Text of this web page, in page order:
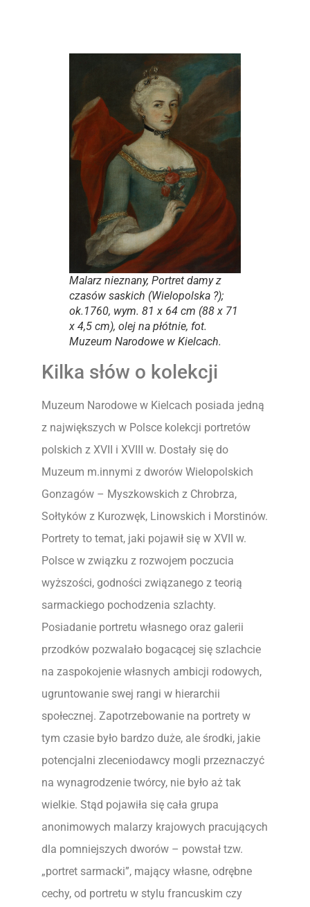
Malarz nieznany, Portret damy z
czasów saskich (Wielopolska ?);
ok.1760, wym. 81 x 64 cm (88 x 71
x 4,5 cm), olej na płótnie, fot.
Muzeum Narodowe w Kielcach.
Kilka słów o kolekcji
Muzeum Narodowe w Kielcach posiada jedną
z największych w Polsce kolekcji portretów
polskich z XVII i XVIII w. Dostały się do
Muzeum m.innymi z dworów Wielopolskich
Gonzagów – Myszkowskich z Chrobrza,
Sołtyków z Kurozwęk, Linowskich i Morstinów.
Portrety to temat, jaki pojawił się w XVII w.
Polsce w związku z rozwojem poczucia
wyższości, godności związanego z teorią
sarmackiego pochodzenia szlachty.
Posiadanie portretu własnego oraz galerii
przodków pozwalało bogacącej się szlachcie
na zaspokojenie własnych ambicji rodowych,
ugruntowanie swej rangi w hierarchii
społecznej. Zapotrzebowanie na portrety w
tym czasie było bardzo duże, ale środki, jakie
potencjalni zleceniodawcy mogli przeznaczyć
na wynagrodzenie twórcy, nie było aż tak
wielkie. Stąd pojawiła się cała grupa
anonimowych malarzy krajowych pracujących
dla pomniejszych dworów – powstał tzw.
„portret sarmacki”, mający własne, odrębne
cechy, od portretu w stylu francuskim czy